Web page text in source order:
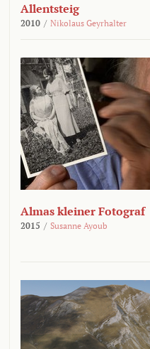
Allentsteig
2010 / Nikolaus Geyrhalter
Almas kleiner Fotograf
2015 / Susanne Ayoub